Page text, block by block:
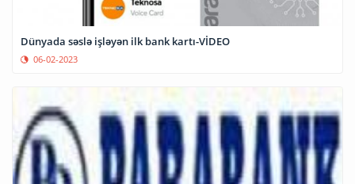
Dünyada səslə işləyən ilk bank kartı-VİDEO
06-02-2023